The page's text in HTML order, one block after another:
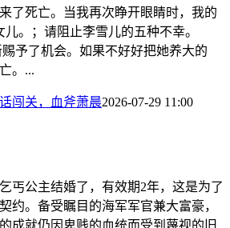
了死亡。当我再次睁开眼睛时，我的
儿。；请阻止李雪儿的五种不幸。
赐予了机会。如果不好好把她养大的
。...
闯关，血斧萧晨2026-07-29 11:00
丐公主结婚了，有效期2年，这是为了
约。备受瞩目的海军军官兼大富豪，
成就仍因卑贱的血统而受到蔑视的旧